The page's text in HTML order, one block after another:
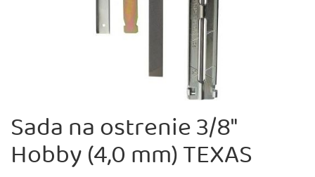
Sada na ostrenie 3/8"
Hobby (4,0 mm) TEXAS